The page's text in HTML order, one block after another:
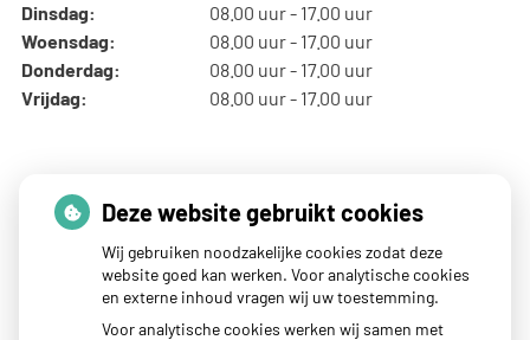
Dinsdag:
08.00 uur - 17.00 uur
Woensdag:
08.00 uur - 17.00 uur
Donderdag:
08.00 uur - 17.00 uur
Vrijdag:
08.00 uur - 17.00 uur
Thuisarts nieuws
Tips als je kind last heeft van reisziekte
Sterke zon op je huid: let op
Deze website gebruikt cookies
Wij gebruiken noodzakelijke cookies zodat deze
website goed kan werken. Voor analytische cookies
en externe inhoud vragen wij uw toestemming.
Voor analytische cookies werken wij samen met